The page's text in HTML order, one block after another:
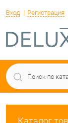
Вход Регистрация
Каталог